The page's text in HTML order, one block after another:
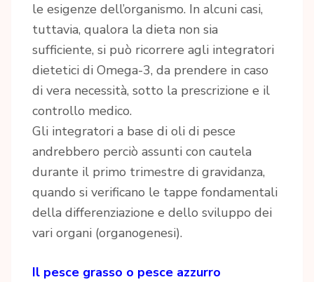
le esigenze dell’organismo. In alcuni casi,
tuttavia, qualora la dieta non sia
sufficiente, si può ricorrere agli integratori
dietetici di Omega-3, da prendere in caso
di vera necessità, sotto la prescrizione e il
controllo medico.
Gli integratori a base di oli di pesce
andrebbero perciò assunti con cautela
durante il primo trimestre di gravidanza,
quando si verificano le tappe fondamentali
della differenziazione e dello sviluppo dei
vari organi (organogenesi).
Il pesce grasso o pesce azzurro